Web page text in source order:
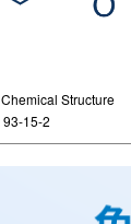
Structure
93-15-2